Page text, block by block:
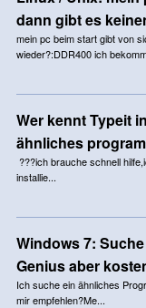
dann gibt es
mein pc beim start gibt von
wieder?:DDR400 ich
Wer kennt Typeit
ähnliches
???ich brauche schnell
installie...
Windows 7:
Genius aber
Ich suche ein ähnliches
mir empfehlen?Me...